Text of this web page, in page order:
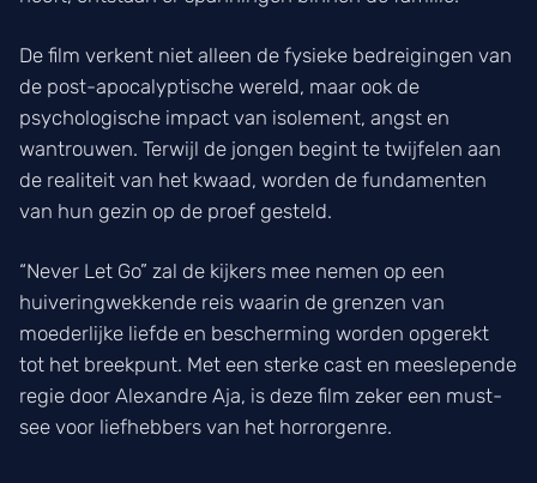
De film verkent niet alleen de fysieke bedreigingen van
de post-apocalyptische wereld, maar ook de
psychologische impact van isolement, angst en
wantrouwen. Terwijl de jongen begint te twijfelen aan
de realiteit van het kwaad, worden de fundamenten
van hun gezin op de proef gesteld.
“Never Let Go” zal de kijkers mee nemen op een
huiveringwekkende reis waarin de grenzen van
moederlijke liefde en bescherming worden opgerekt
tot het breekpunt. Met een sterke cast en meeslepende
regie door Alexandre Aja, is deze film zeker een must-
see voor liefhebbers van het horrorgenre.